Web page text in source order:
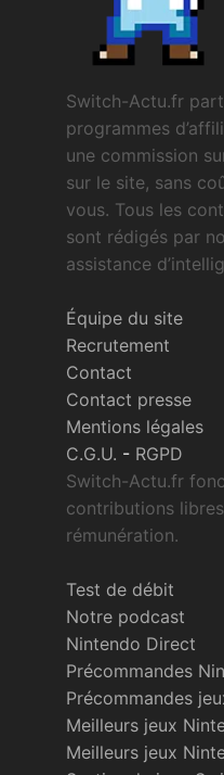
Switch-Actu.fr
programmes
une commission
sur le site, sans
vous. Tous les
sont rédigés par
assistance
Équipe du site
Recrutement
Contact
Contact presse
Mentions légales
C.G.U. - RGPD
Switch-Actu.fr
contributions
rémunération.
Test de débit
Notre podcast
Nintendo Direct
Précommandes
Précommandes
Meilleurs jeux
Meilleurs jeux